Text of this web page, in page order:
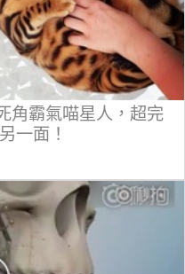
角霸氣喵星人，超完
一面！